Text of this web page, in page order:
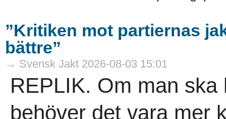
”Kritiken mot partiernas
bättre”
→ Svensk Jakt 2026-08-03 15:01
REPLIK. Om man
behöver det vara mer